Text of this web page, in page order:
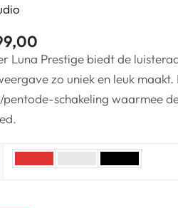
Luna Prestige biedt de
zo uniek en leuk
schakeling waarmee